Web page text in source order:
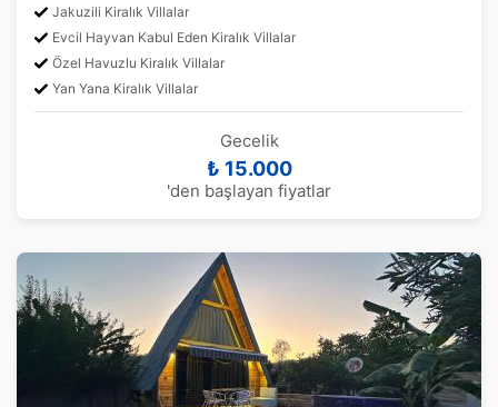
Jakuzili Kiralık Villalar
Evcil Hayvan Kabul Eden Kiralık Villalar
Özel Havuzlu Kiralık Villalar
Yan Yana Kiralık Villalar
Gecelik
₺ 15.000
'den başlayan fiyatlar